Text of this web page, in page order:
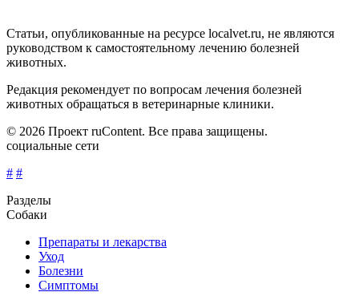
Статьи, опубликованные на ресурсе localvet.ru, не являются
руководством к самостоятельному лечению болезней
животных.
Редакция рекомендует по вопросам лечения болезней
животных обращаться в ветеринарные клиники.
© 2026 Проект ruContent. Все права защищены.
социальные сети
# #
Разделы
Собаки
Препараты и лекарства
Уход
Болезни
Симптомы